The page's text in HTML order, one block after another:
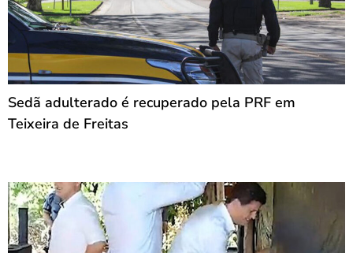
Sedã adulterado é recuperado pela PRF em
Teixeira de Freitas